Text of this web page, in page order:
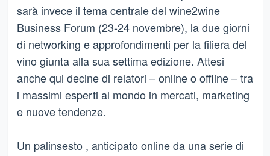
sarà invece il tema centrale del wine2wine
Business Forum (23-24 novembre), la due giorni
di networking e approfondimenti per la filiera del
vino giunta alla sua settima edizione. Attesi
anche qui decine di relatori – online o offline – tra
i massimi esperti al mondo in mercati, marketing
e nuove tendenze.
Un palinsesto , anticipato online da una serie di